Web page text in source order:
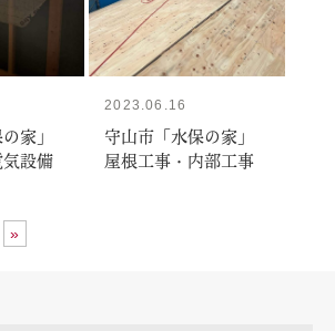
家」
設備
2023.06.16
守山市「水保の家」
屋根工事・内部工事
»